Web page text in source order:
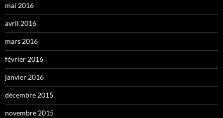
mai 2016
avril 2016
mars 2016
février 2016
janvier 2016
décembre 2015
novembre 2015